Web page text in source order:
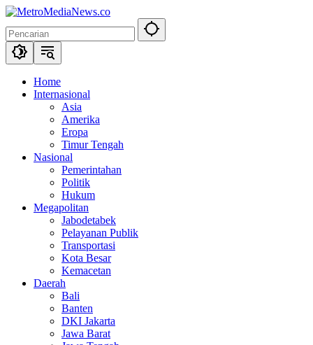
Langsung
konten
Home
Internasional
Asia
Amerika
Eropa
Timur Tengah
Nasional
Pemerintahan
Politik
Hukum
Megapolitan
Jabodetabek
Pelayanan Publik
Transportasi
Kota Besar
Kemacetan
Daerah
Bali
Banten
DKI Jakarta
Jawa Barat